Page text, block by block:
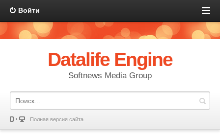
Войти
Datalife Engine
Softnews Media Group
Полная версия сайта